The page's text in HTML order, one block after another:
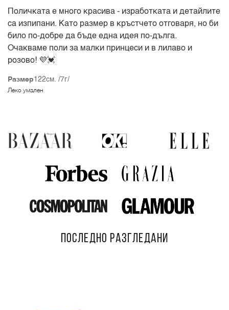
Размер122см. /7г/
Леко умален
Поличката е много красива - изработката и детайлите
са изпипани. Като размер в кръстчето отговаря, но би
било по-добре да бъде една идея по-дълга.
Очакваме поли за малки принцеси и в лилаво и
розово! 💜💓
ПОСЛЕДНО РАЗГЛЕДАНИ